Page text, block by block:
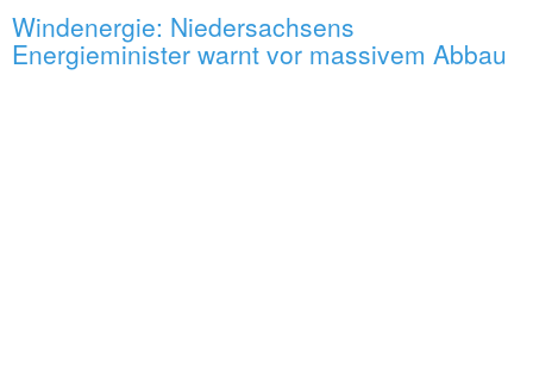
Windenergie: Niedersachsens
Energieminister warnt vor massivem Abbau